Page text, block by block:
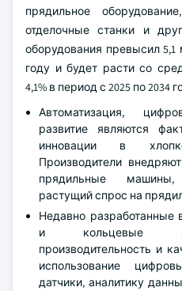
прядильное
отделочные станки и
оборудования превысил
году и будет расти со
4,1% в период с 2025 по 2034
Автоматизация,
развитие являются
инновации в
Производители
прядильные машины,
растущий спрос на
Недавно разработанные
и кольцевые
производительность и
использование
датчики, аналитику